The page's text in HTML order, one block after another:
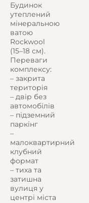
Будинок
утеплений
мінеральною
ватою
Rockwool
(15–18 см).
Переваги
комплексу:
– закрита
територія
– двір без
автомобілів
– підземний
паркінг
–
малоквартирний
клубний
формат
– тиха та
затишна
вулиця у
центрі міста